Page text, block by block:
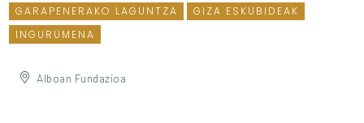
GARAPENERAKO LAGUNTZA
GIZA ESKUBIDEAK
INGURUMENA
Alboan Fundazioa